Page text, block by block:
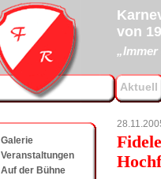
von
Aktuell
Galerie
Veranstaltungen
Auf der Bühne